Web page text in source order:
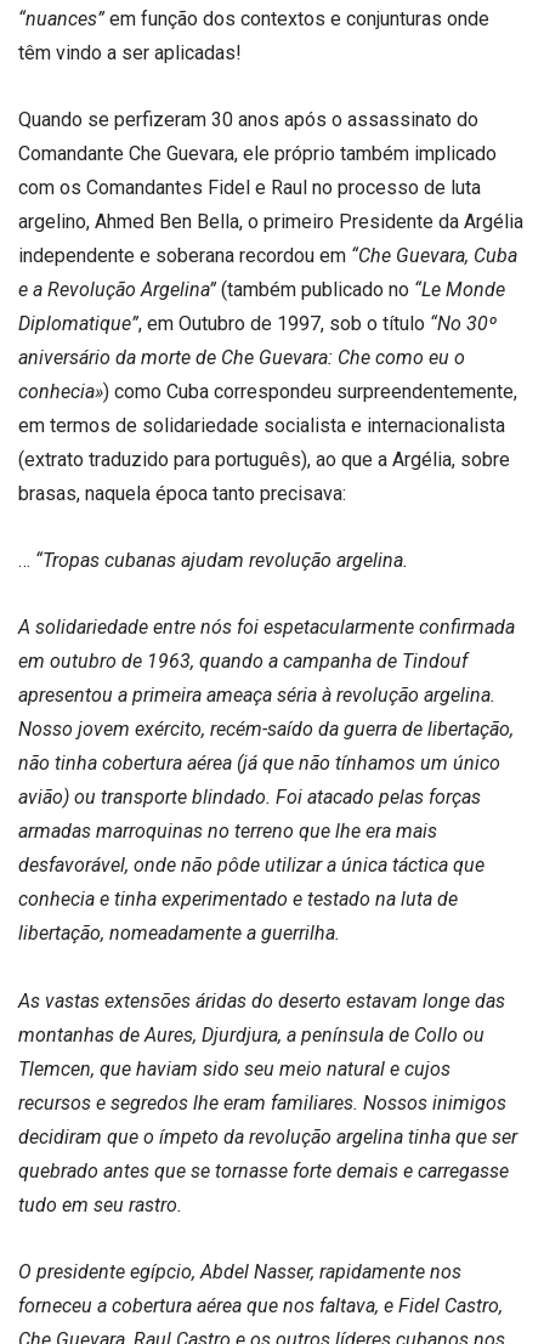
“nuances” em função dos contextos e conjunturas onde
têm vindo a ser aplicadas!
Quando se perfizeram 30 anos após o assassinato do
Comandante Che Guevara, ele próprio também implicado
com os Comandantes Fidel e Raul no processo de luta
argelino, Ahmed Ben Bella, o primeiro Presidente da Argélia
independente e soberana recordou em “Che Guevara, Cuba
e a Revolução Argelina” (também publicado no “Le Monde
Diplomatique”, em Outubro de 1997, sob o título “No 30º
aniversário da morte de Che Guevara: Che como eu o
conhecia») como Cuba correspondeu surpreendentemente,
em termos de solidariedade socialista e internacionalista
(extrato traduzido para português), ao que a Argélia, sobre
brasas, naquela época tanto precisava:
… “Tropas cubanas ajudam revolução argelina.
A solidariedade entre nós foi espetacularmente confirmada
em outubro de 1963, quando a campanha de Tindouf
apresentou a primeira ameaça séria à revolução argelina.
Nosso jovem exército, recém-saído da guerra de libertação,
não tinha cobertura aérea (já que não tínhamos um único
avião) ou transporte blindado. Foi atacado pelas forças
armadas marroquinas no terreno que lhe era mais
desfavorável, onde não pôde utilizar a única táctica que
conhecia e tinha experimentado e testado na luta de
libertação, nomeadamente a guerrilha.
As vastas extensões áridas do deserto estavam longe das
montanhas de Aures, Djurdjura, a península de Collo ou
Tlemcen, que haviam sido seu meio natural e cujos
recursos e segredos lhe eram familiares. Nossos inimigos
decidiram que o ímpeto da revolução argelina tinha que ser
quebrado antes que se tornasse forte demais e carregasse
tudo em seu rastro.
O presidente egípcio, Abdel Nasser, rapidamente nos
forneceu a cobertura aérea que nos faltava, e Fidel Castro,